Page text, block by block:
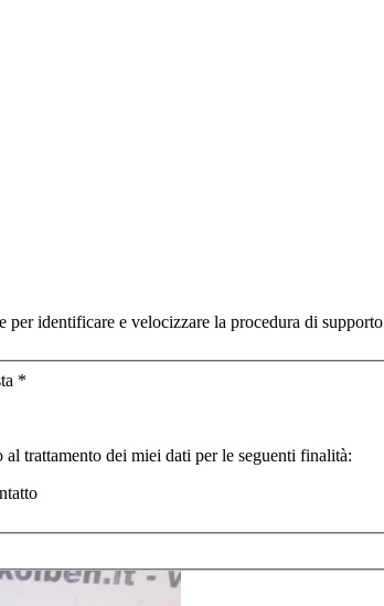
per identificare e velocizzare la procedura di supporto
*
al trattamento dei miei dati per le seguenti finalità: